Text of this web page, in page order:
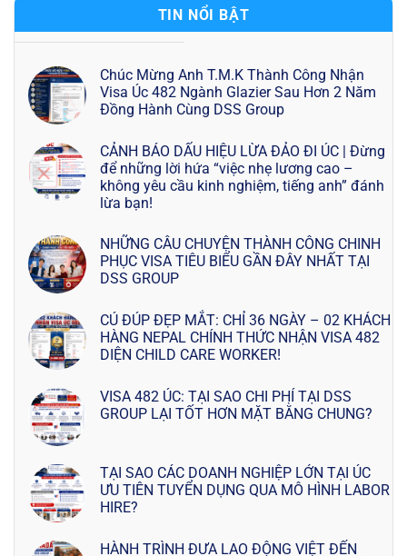
TIN NỔI BẬT
Chúc Mừng Anh T.M.K Thành Công Nhận
Visa Úc 482 Ngành Glazier Sau Hơn 2 Năm
Đồng Hành Cùng DSS Group
CẢNH BÁO DẤU HIỆU LỪA ĐẢO ĐI ÚC | Đừng
để những lời hứa “việc nhẹ lương cao –
không yêu cầu kinh nghiệm, tiếng anh” đánh
lừa bạn!
NHỮNG CÂU CHUYỆN THÀNH CÔNG CHINH
PHỤC VISA TIÊU BIỂU GẦN ĐÂY NHẤT TẠI
DSS GROUP
CÚ ĐÚP ĐẸP MẮT: CHỈ 36 NGÀY – 02 KHÁCH
HÀNG NEPAL CHÍNH THỨC NHẬN VISA 482
DIỆN CHILD CARE WORKER!
VISA 482 ÚC: TẠI SAO CHI PHÍ TẠI DSS
GROUP LẠI TỐT HƠN MẶT BẰNG CHUNG?
TẠI SAO CÁC DOANH NGHIỆP LỚN TẠI ÚC
ƯU TIÊN TUYỂN DỤNG QUA MÔ HÌNH LABOR
HIRE?
HÀNH TRÌNH ĐƯA LAO ĐỘNG VIỆT ĐẾN